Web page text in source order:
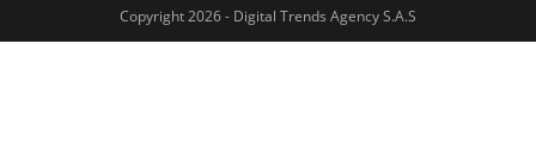
Copyright 2026 - Digital Trends Agency S.A.S